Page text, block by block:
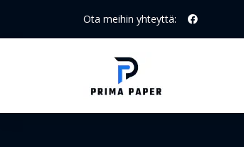
Ota meihin yhteyttä: